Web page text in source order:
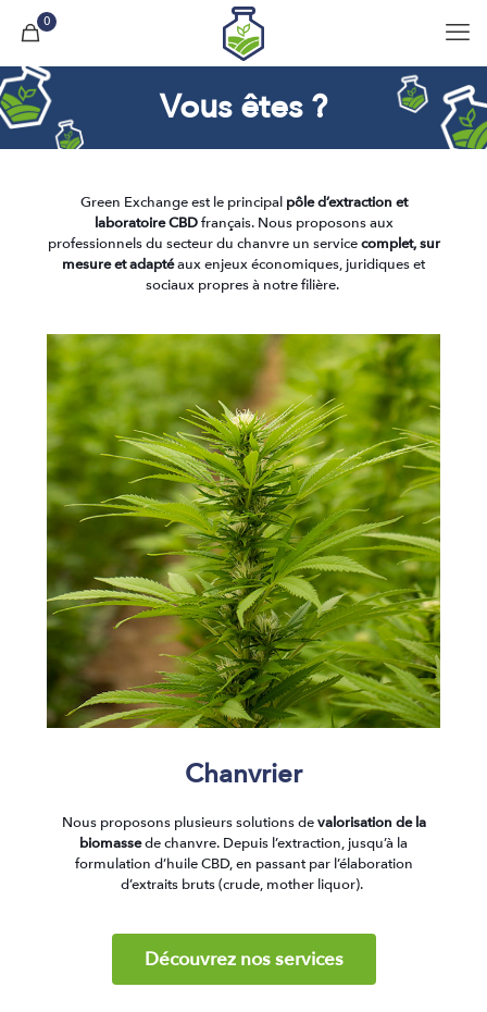
0
Vous êtes ?
Green Exchange est le principal pôle d’extraction et
laboratoire CBDfrançais. Nous proposons aux
professionnels du secteur du chanvre un servicecomplet, sur
mesure et adaptéaux enjeux économiques, juridiques et
sociaux propres à notre filière.
Chanvrier
Nous proposons plusieurs solutions devalorisation de la
biomassede chanvre. Depuis l’extraction, jusqu’à la
formulation d’huile CBD, en passant par l’élaboration
d’extraits bruts (crude, mother liquor).
Découvrez nos services